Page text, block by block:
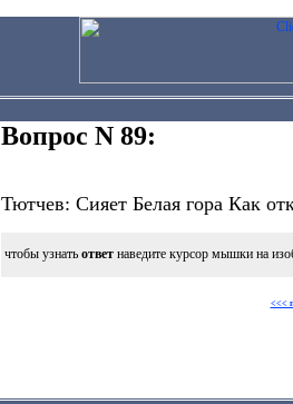
Вопрос N 89:
Тютчев: Сияет Белая гора Как
чтобы узнать ответ наведите курсор мышки на
<<<